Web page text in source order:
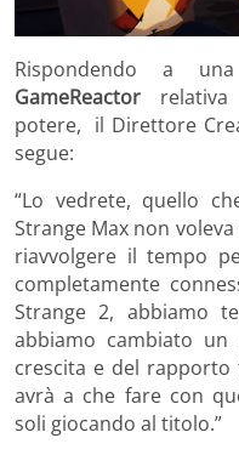
Rispondendo a
GameReactor
potere, il Direttore
segue:
“Lo vedrete, quello
Strange Max non
riavvolgere il tempo
completamente
Strange 2, abbiamo
abbiamo cambiato un
crescita e del
avrà a che fare con
soli giocando al titolo.”